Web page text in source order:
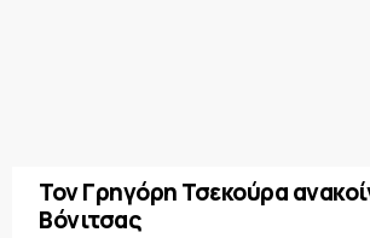
Τον Γρηγόρη Τσεκούρα
Βόνιτσας